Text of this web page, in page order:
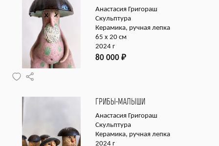
Анастасия Григораш
Скульптура
Керамика, ручная лепка
65 х 20 см
2024 г
80 000 ₽
ГРИБЫ-МАЛЫШИ
Анастасия Григораш
Скульптура
Керамика, ручная лепка
2024 г